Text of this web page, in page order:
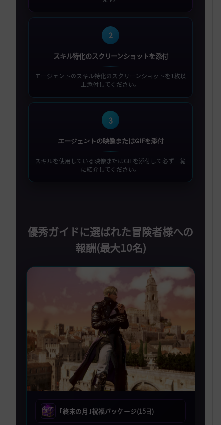
2
スキル特化のスクリーンショットを添付
エージェントのスキル特化のスクリーンショットを1枚以
上添付してください。
3
エージェントの映像またはGIFを添付
スキルを使用している映像またはGIFを添付して必ず一緒
に紹介してください。
優秀ガイドに選ばれた冒険者様への
報酬(最大10名)
｢終末の月｣祝福パッケージ(15日)